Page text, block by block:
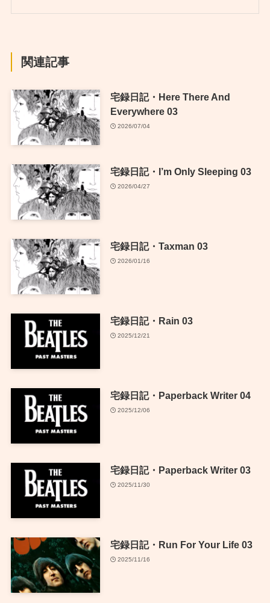
関連記事
宅録日記・Here There And
Everywhere 03
2026/07/04
宅録日記・I’m Only Sleeping 03
2026/04/27
宅録日記・Taxman 03
2026/01/16
宅録日記・Rain 03
2025/12/21
宅録日記・Paperback Writer 04
2025/12/06
宅録日記・Paperback Writer 03
2025/11/30
宅録日記・Run For Your Life 03
2025/11/16